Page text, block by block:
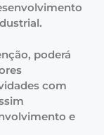
poderá
com
e